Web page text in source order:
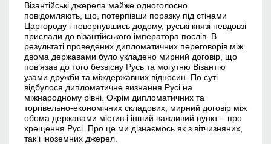
Візантійські джерела майже одноголосно
повідомляють, що, потерпівши поразку під стінами
Царгороду і повернувшись додому, руські князі невдовзі
прислали до візантійського імператора послів. В
результаті проведених дипломатичних переговорів між
двома державами було укладено мирний договір, що
пов’язав до того безвісну Русь та могутню Візантію
узами дружби та міждержавних відносин. По суті
відбулося дипломатичне визнання Русі на
міжнародному рівні. Окрім дипломатичних та
торгівельно-економічних складових, мирний договір між
обома державами містив і інший важливий пункт – про
хрещення Русі. Про це ми дізнаємось як з вітчизняних,
так і іноземних джерел.